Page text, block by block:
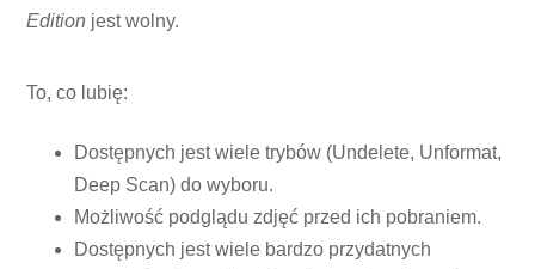
Edition jest wolny.
To, co lubię:
Dostępnych jest wiele trybów (Undelete, Unformat,
Deep Scan) do wyboru.
Możliwość podglądu zdjęć przed ich pobraniem.
Dostępnych jest wiele bardzo przydatnych